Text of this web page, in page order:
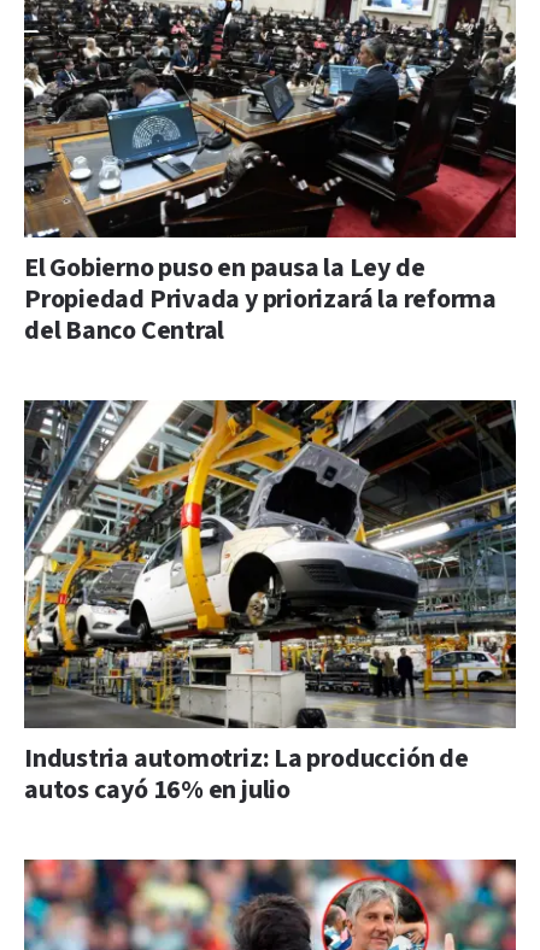
El Gobierno puso en pausa la Ley de
Propiedad Privada y priorizará la reforma
del Banco Central
Industria automotriz: La producción de
autos cayó 16% en julio